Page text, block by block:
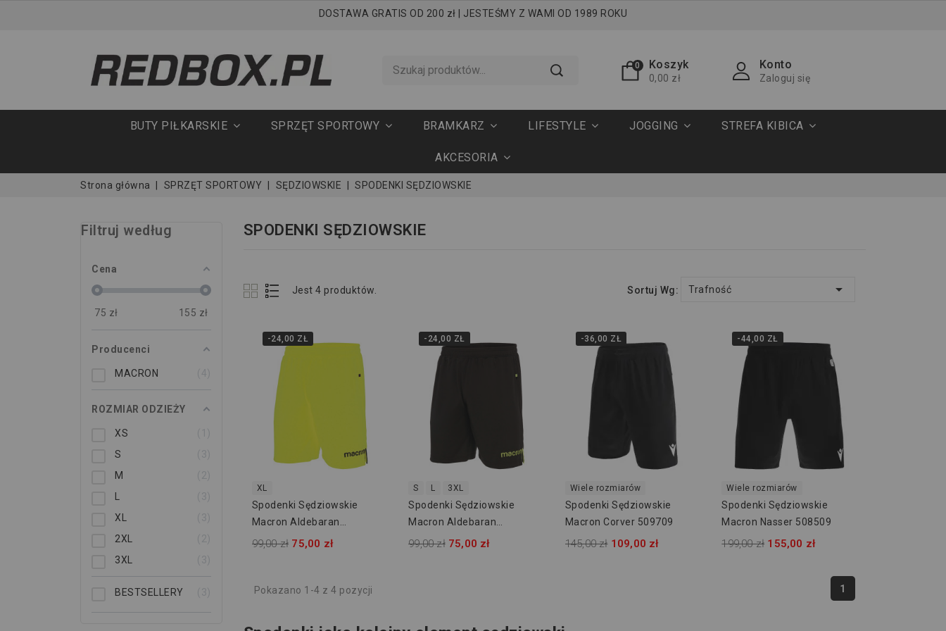
DOSTAWA GRATIS OD 200 zł | JESTEŚMY Z WAMI OD 1989 ROKU
0 Koszyk
0,00 zł
Konto
Zaloguj się
BUTY PIŁKARSKIE SPRZĘT SPORTOWY BRAMKARZ LIFESTYLE JOGGING STREFA KIBICA
AKCESORIA
Strona główna SPRZĘT SPORTOWY SĘDZIOWSKIE SPODENKI SĘDZIOWSKIE
Filtruj według
Cena
75 zł 155 zł
Producenci
MACRON 4
ROZMIAR ODZIEŻY
XS
S
3
M
2
3
XL
3
2XL
2
3XL
3
BESTSELLERY 3
SPODENKI SĘDZIOWSKIE
Jest 4 produktów. Sortuj Wg: Trafność 
-24,00 ZŁ
XL
Spodenki Sędziowskie
Macron Aldebaran
50721509
99,00 zł 75,00 zł
-24,00 ZŁ
S L 3XL
Spodenki Sędziowskie
Macron Aldebaran
50720915
99,00 zł 75,00 zł
-36,00 ZŁ
Wiele rozmiarów
Spodenki Sędziowskie
Macron Corver 509709
145,00 zł 109,00 zł
-44,00 ZŁ
Wiele rozmiarów
Spodenki Sędziowskie
Macron Nasser 508509
199,00 zł 155,00 zł
Pokazano 1-4 z 4 pozycji 1